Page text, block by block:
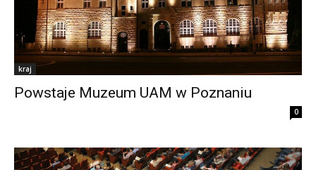
kraj
Powstaje Muzeum UAM w Poznaniu
0